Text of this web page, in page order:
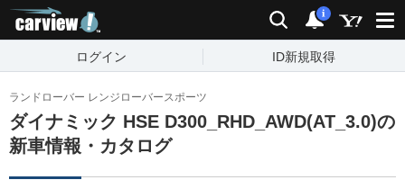
検索 通知
i
ログイン ID新規取得
ランドローバー レンジローバースポーツ
ダイナミック HSE D300_RHD_AWD(AT_3.0)の
新車情報・カタログ